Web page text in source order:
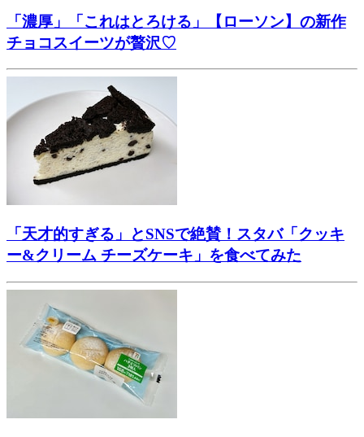
「濃厚」「これはとろける」【ローソン】の新作
チョコスイーツが贅沢♡
「天才的すぎる」とSNSで絶賛！スタバ「クッキ
ー&クリーム チーズケーキ」を食べてみた